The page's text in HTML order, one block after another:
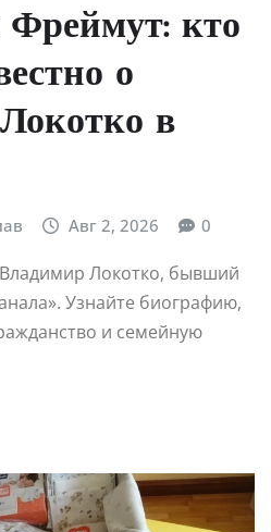
кто
о
в
Авг 2, 2026 0
Локотко, бывший
Узнайте биографию,
и семейную